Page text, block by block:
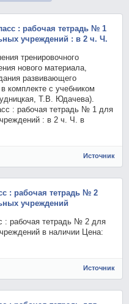
: рабочая тетрадь № 1
учреждений : в 2 ч. Ч.
тренировочного
нового материала,
развивающего
комплекте с учебником
Т.В. Юдачева).
: рабочая тетрадь № 1 для
: в 2 ч. Ч. в
Источник
: рабочая тетрадь № 2
учреждений
: рабочая тетрадь № 2 для
в наличии Цена:
Источник